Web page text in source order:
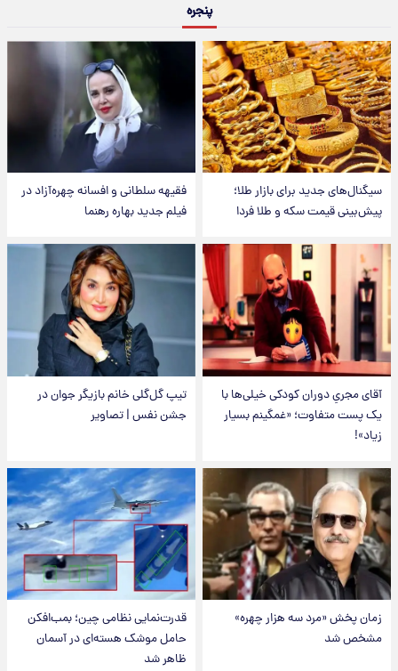
پنجره
سیگنال‌های جدید برای بازار طلا؛
پیش‌بینی قیمت سکه و طلا فردا
فقیهه سلطانی و افسانه چهره‌آزاد در
فیلم جدید بهاره رهنما
آقای مجریِ دوران کودکی خیلی‌ها با
یک پست متفاوت؛ «غمگینم بسیار
زیاد»!
تیپ گل‌گلی خانم بازیگر جوان در
جشن نفس | تصاویر
زمان پخش «مرد سه هزار چهره»
مشخص شد
قدرت‌نمایی نظامی چین؛ بمب‌افکن
حامل موشک هسته‌ای در آسمان
ظاهر شد